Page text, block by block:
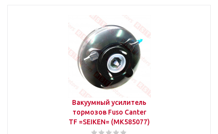
Вакуумный усилитель
тормозов Fuso Canter
TF =SEIKEN= (MK585077)